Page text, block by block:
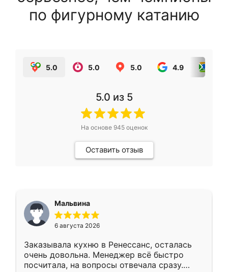
по фигурному катанию
5.0 5.0 5.0 4.9
5.0 из 5
На основе 945оценок
Оставить отзыв
Мальвина
6 августа 2026
Заказывала кухню в Ренессанс, осталась
очень довольна. Менеджер всё быстро
посчитала, на вопросы отвечала сразу.